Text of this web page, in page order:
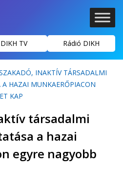
DIKH TV Rádió DIKH
INAKTÍV TÁRSADALMI
A HAZAI MUNKAERŐPIACON
KAP
társadalmi
a hazai
egyre nagyobb